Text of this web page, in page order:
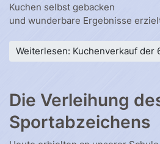
Kuchen selbst gebacken
und wunderbare Ergebnisse
Weiterlesen: Kuchenverkauf der
Die Verleihung
Sportabzeichens